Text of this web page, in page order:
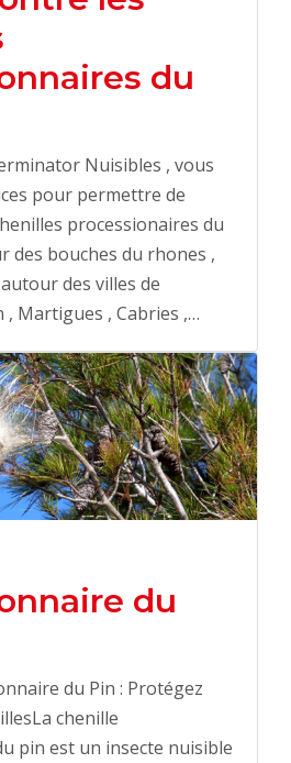
du
Nuisibles , vous
pour permettre de
processionaires du
des bouches du rhones ,
des villes de
Martigues , Cabries ,…
du
du Pin : Protégez
chenille
pin est un insecte nuisible